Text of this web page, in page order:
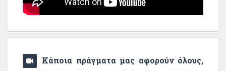
Κάποια πράγματα μας αφορούν όλους,